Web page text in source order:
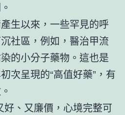
生以來，一些罕見的呼
社區，例如，醫治甲流
的小分子藥物。這也是
次呈現的“高值好藥”，有
好、又廉價，心境完整可